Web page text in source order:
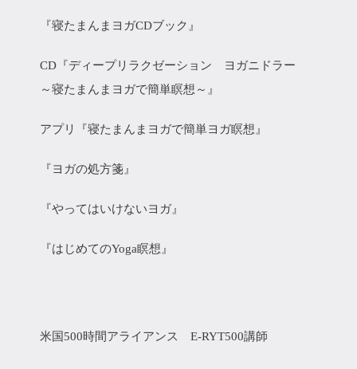
『寝たまんまヨガCDブック』
CD『ディープリラクゼーション ヨガニドラー
～寝たまんまヨガで簡単瞑想～』
アプリ『寝たまんまヨガで簡単ヨガ瞑想』
『ヨガの処方箋』
『やってはいけないヨガ』
『はじめてのYoga瞑想』
米国500時間アライアンス E-RYT500講師